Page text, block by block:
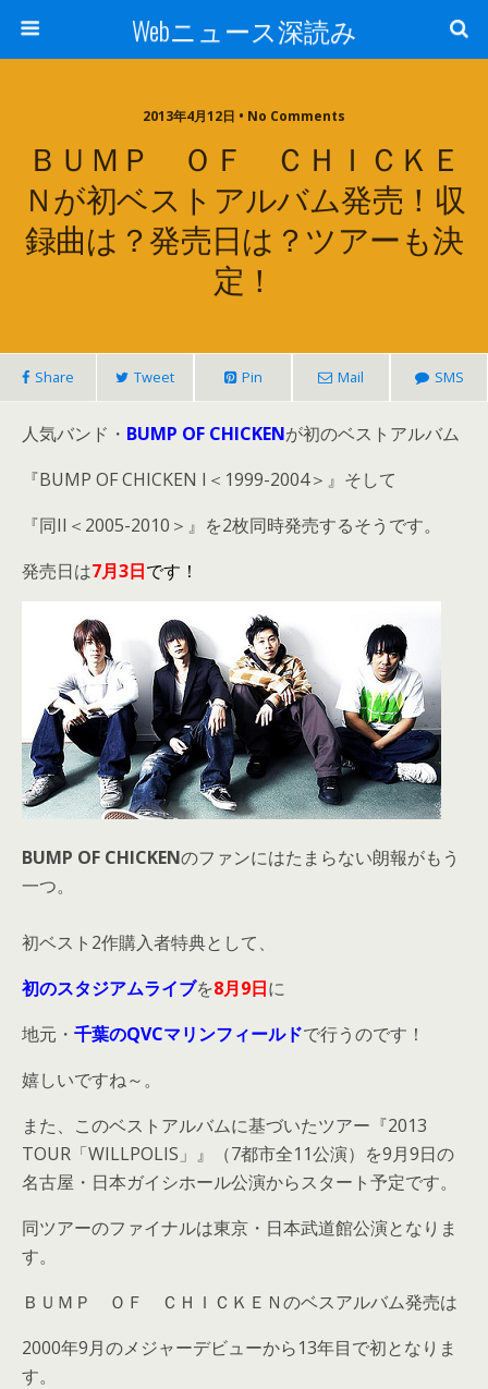
Webニュース深読み
2013年4月12日 • No Comments
ＢＵＭＰ ＯＦ ＣＨＩＣＫＥ
Ｎが初ベストアルバム発売！収
録曲は？発売日は？ツアーも決
定！
Share Tweet Pin Mail SMS
人気バンド・ BUMP OF CHICKENが初のベストアルバム
『BUMP OF CHICKEN I＜1999-2004＞』そして
『同II＜2005-2010＞』を2枚同時発売するそうです。
発売日は7月3日です！
BUMP OF CHICKENのファンにはたまらない朗報がもう
一つ。
初ベスト2作購入者特典として、
初のスタジアムライブを8月9日に
地元・ 千葉のQVCマリンフィールドで行うのです！
嬉しいですね～。
また、このベストアルバムに基づいたツアー『2013
TOUR「WILLPOLIS」』（7都市全11公演）を9月9日の
名古屋・日本ガイシホール公演からスタート予定です。
同ツアーのファイナルは東京・日本武道館公演となりま
す。
ＢＵＭＰ ＯＦ ＣＨＩＣＫＥＮのベスアルバム発売は
2000年9月のメジャーデビューから13年目で初となりま
す。